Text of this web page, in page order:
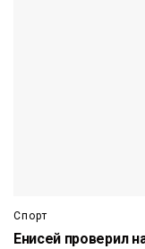
Спорт
Енисей проверил